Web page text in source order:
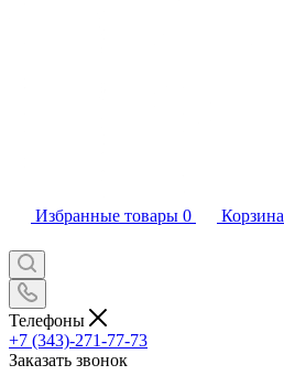
Избранные товары 0 Корзина
Телефоны
+7 (343)-271-77-73
Заказать звонок